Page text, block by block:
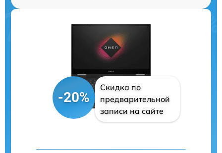
-20%
Скидка по
предварительной
записи на сайте